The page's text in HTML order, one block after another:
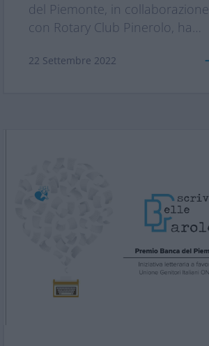
del Piemonte, in collaborazione
con Rotary Club Pinerolo, ha
storica Cavallerizza
22 Settembre 2022